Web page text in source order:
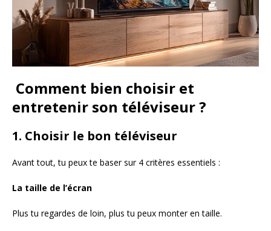
Comment bien choisir et
entretenir son téléviseur ?
1. Choisir le bon téléviseur
Avant tout, tu peux te baser sur 4 critères essentiels :
La taille de l’écran
Plus tu regardes de loin, plus tu peux monter en taille.